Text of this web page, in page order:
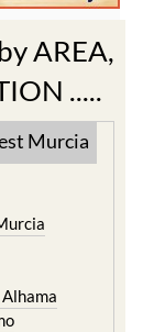
AREA,
.....
Murcia